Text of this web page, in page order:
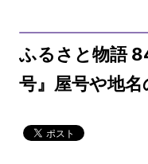
ふるさと物語
号』屋号や地名